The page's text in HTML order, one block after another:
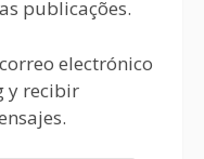
publicações.
electrónico
y recibir